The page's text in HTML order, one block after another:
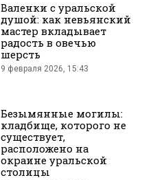
Валенки с уральской
душой: как невьянский
мастер вкладывает
радость в овечью
шерсть
9 февраля 2026, 15:43
Безымянные могилы:
кладбище, которого не
существует,
расположено на
окраине уральской
столицы